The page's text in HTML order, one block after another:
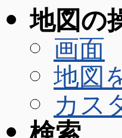
地図の
画面
地図
カス